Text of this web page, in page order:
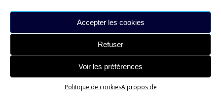
Accepter les cookies
Refuser
Voir les préférences
Politique de cookiesA propos de